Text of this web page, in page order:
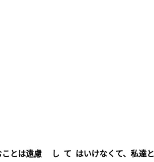
ことは遠慮 し て はいけなくて、私達